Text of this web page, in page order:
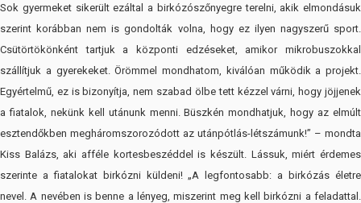
Sok gyermeket sikerült ezáltal a birkózószőnyegre terelni, akik elmondásuk
szerint korábban nem is gondolták volna, hogy ez ilyen nagyszerű sport.
Csütörtökönként tartjuk a központi edzéseket, amikor mikrobuszokkal
szállítjuk a gyerekeket. Örömmel mondhatom, kiválóan működik a projekt.
Egyértelmű, ez is bizonyítja, nem szabad ölbe tett kézzel várni, hogy jöjjenek
a fiatalok, nekünk kell utánunk menni. Büszkén mondhatjuk, hogy az elmúlt
esztendőkben megháromszorozódott az utánpótlás-létszámunk!” – mondta
Kiss Balázs, aki afféle kortesbeszéddel is készült. Lássuk, miért érdemes
szerinte a fiatalokat birkózni küldeni! „A legfontosabb: a birkózás életre
nevel. A nevében is benne a lényeg, miszerint meg kell birkózni a feladattal.